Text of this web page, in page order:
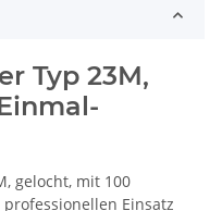
Typ 23M,
gelocht, mit 100
Einsatz